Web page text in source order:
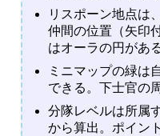
リスポーン地点は
仲間の位置（矢印
はオーラの円がある
ミニマップの緑は
できる。下士官の
分隊レベルは所属
から算出。ポイン